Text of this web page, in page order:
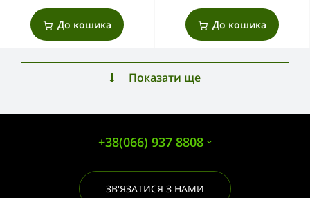
До кошика До кошика
Показати ще
+38(066) 937 8808
ЗВ'ЯЗАТИСЯ З НАМИ